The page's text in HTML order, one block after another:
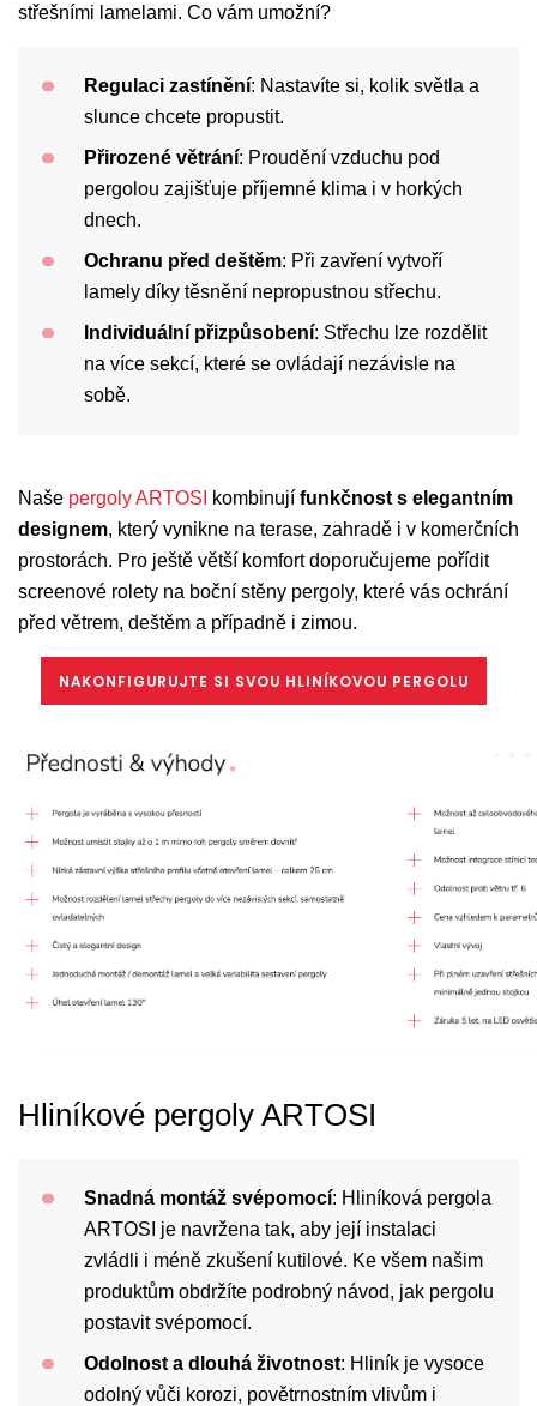
střešními lamelami. Co vám umožní?
Regulaci zastínění: Nastavíte si, kolik světla a
slunce chcete propustit.
Přirozené větrání: Proudění vzduchu pod
pergolou zajišťuje příjemné klima i v horkých
dnech.
Ochranu před deštěm: Při zavření vytvoří
lamely díky těsnění nepropustnou střechu.
Individuální přizpůsobení: Střechu lze rozdělit
na více sekcí, které se ovládají nezávisle na
sobě.
Naše pergoly ARTOSI kombinují funkčnost s elegantním
designem, který vynikne na terase, zahradě i v komerčních
prostorách. Pro ještě větší komfort doporučujeme pořídit
screenové rolety na boční stěny pergoly, které vás ochrání
před větrem, deštěm a případně i zimou.
NAKONFIGURUJTE SI SVOU HLINÍKOVOU PERGOLU
Hliníkové pergoly ARTOSI
Snadná montáž svépomocí: Hliníková pergola
ARTOSI je navržena tak, aby její instalaci
zvládli i méně zkušení kutilové. Ke všem našim
produktům obdržíte podrobný návod, jak pergolu
postavit svépomocí.
Odolnost a dlouhá životnost: Hliník je vysoce
odolný vůči korozi, povětrnostním vlivům i